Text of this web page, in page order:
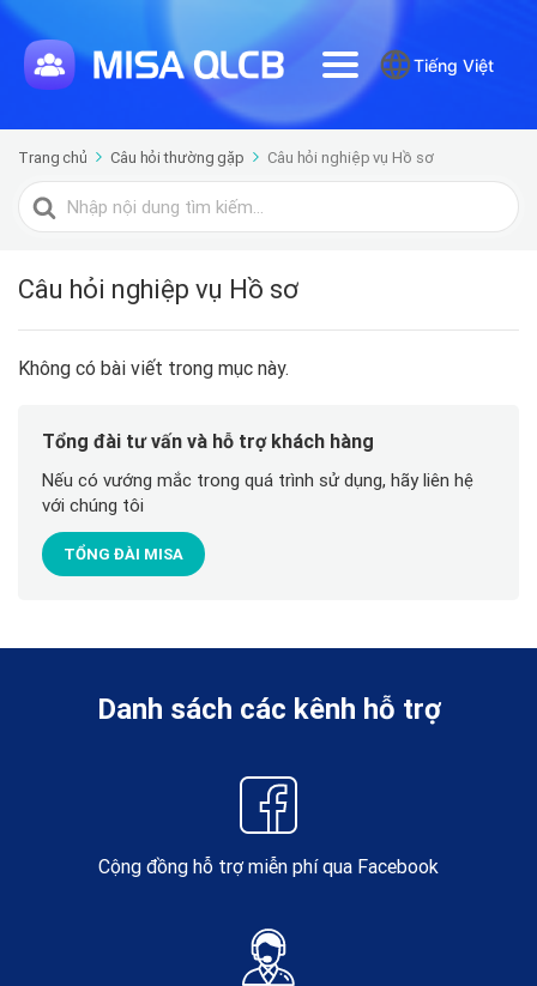
Tiếng Việt
Trang chủ Câu hỏi thường gặp Câu hỏi nghiệp vụ Hồ sơ
Tìm
kiếm
Câu hỏi nghiệp vụ Hồ sơ
Không có bài viết trong mục này.
Tổng đài tư vấn và hỗ trợ khách hàng
Nếu có vướng mắc trong quá trình sử dụng, hãy liên hệ
với chúng tôi
TỔNG ĐÀI MISA
Danh sách các kênh hỗ trợ
Cộng đồng hỗ trợ miễn phí qua Facebook